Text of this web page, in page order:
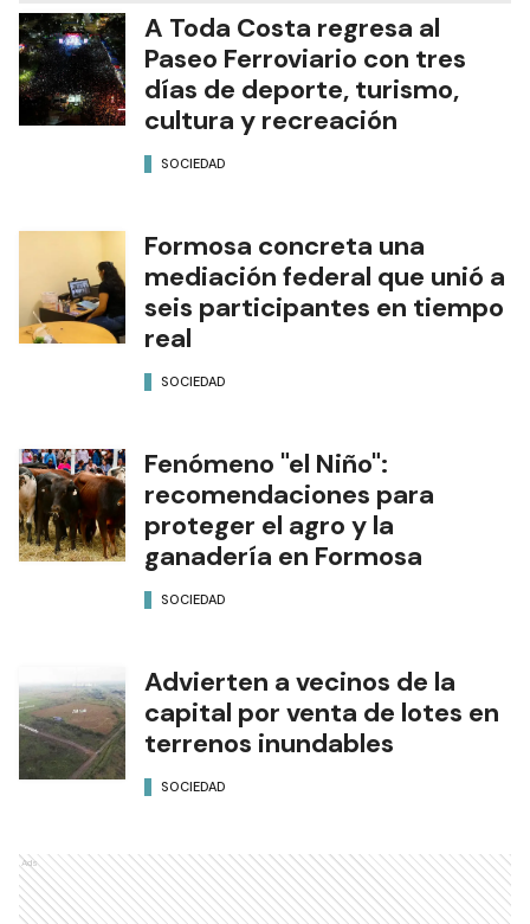
A Toda Costa regresa al
Paseo Ferroviario con tres
días de deporte, turismo,
cultura y recreación
SOCIEDAD
Formosa concreta una
mediación federal que unió a
seis participantes en tiempo
real
SOCIEDAD
Fenómeno "el Niño":
recomendaciones para
proteger el agro y la
ganadería en Formosa
SOCIEDAD
Advierten a vecinos de la
capital por venta de lotes en
terrenos inundables
SOCIEDAD
Ads